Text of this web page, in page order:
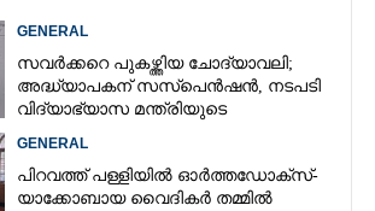
GENERAL
സവർക്കറെ പുകഴ്ത്തിയ ചോദ്യാവലി;
അദ്ധ്യാപകന് സസ്‌പെൻഷൻ, നടപടി
വിദ്യാഭ്യാസ മന്ത്രിയുടെ
GENERAL
പിറവത്ത് പള്ളിയിൽ ഓർത്തഡോക്സ്-
യാക്കോബായ വൈദികർ തമ്മിൽ